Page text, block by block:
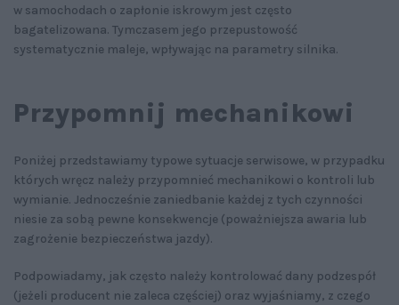
w samochodach o zapłonie iskrowym jest często
bagatelizowana. Tymczasem jego przepustowość
systematycznie maleje, wpływając na parametry silnika.
Przypomnij mechanikowi
Poniżej przedstawiamy typowe sytuacje serwisowe, w przypadku
których wręcz należy przypomnieć mechanikowi o kontroli lub
wymianie. Jednocześnie zaniedbanie każdej z tych czynności
niesie za sobą pewne konsekwencje (poważniejsza awaria lub
zagrożenie bezpieczeństwa jazdy).
Podpowiadamy, jak często należy kontrolować dany podzespół
(jeżeli producent nie zaleca częściej) oraz wyjaśniamy, z czego